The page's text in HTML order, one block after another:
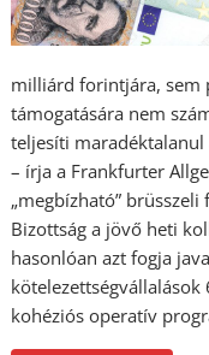
milliárd forintjára, sem
támogatására nem
teljesíti
– írja a Frankfurter
„megbízható”
Bizottság a jövő heti
hasonlóan azt fogja
kötelezettségvállalások
kohéziós operatív